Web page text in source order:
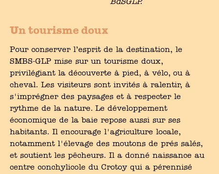
Un tourisme doux
Pour conserver l’esprit de la destination, le
SMBS-GLP mise sur un tourisme doux,
privilégiant la découverte à pied, à vélo, ou à
cheval. Les visiteurs sont invités à ralentir, à
s'imprégner des paysages et à respecter le
rythme de la nature. Le développement
économique de la baie repose aussi sur ses
habitants. Il encourage l'agriculture locale,
notamment l'élevage des moutons de prés salés,
et soutient les pêcheurs. Il a donné naissance au
centre conchylicole du Crotoy qui a pérennisé